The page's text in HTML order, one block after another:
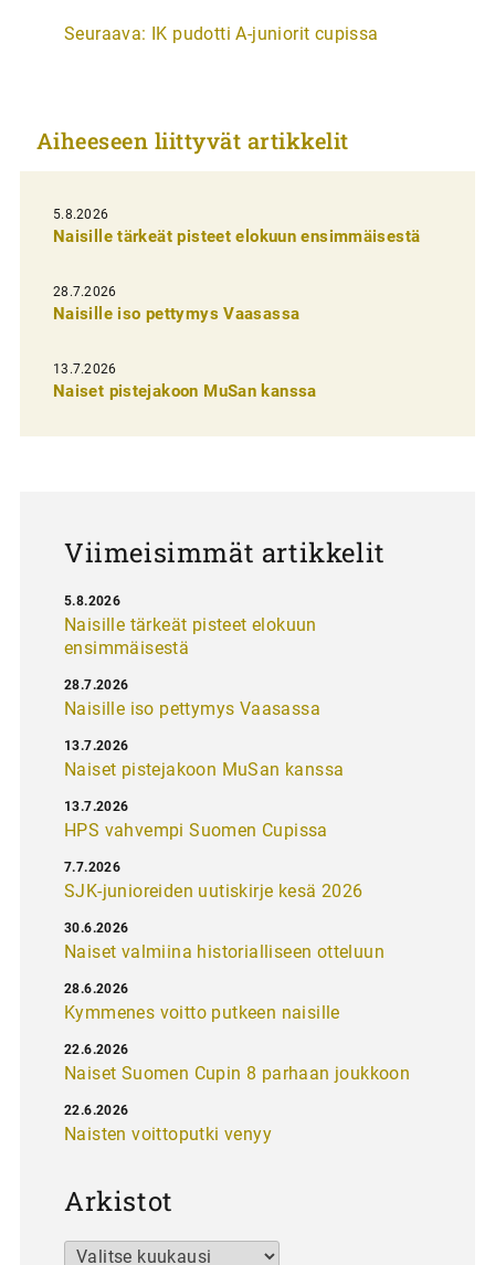
t
k
e
l
i
e
n
e
Seuraava: IK pudotti A-juniorit cupissa
Aiheeseen liittyvät artikkelit
5.8.2026
Naisille tärkeät pisteet elokuun ensimmäisestä
28.7.2026
Naisille iso pettymys Vaasassa
13.7.2026
Naiset pistejakoon MuSan kanssa
Viimeisimmät artikkelit
Naisille tärkeät pisteet elokuun
ensimmäisestä
5.8.2026
Naisille iso pettymys Vaasassa
28.7.2026
Naiset pistejakoon MuSan kanssa
13.7.2026
HPS vahvempi Suomen Cupissa
13.7.2026
SJK-junioreiden uutiskirje kesä 2026
7.7.2026
Naiset valmiina historialliseen otteluun
30.6.2026
Kymmenes voitto putkeen naisille
28.6.2026
Naiset Suomen Cupin 8 parhaan joukkoon
22.6.2026
Naisten voittoputki venyy
22.6.2026
Arkistot
Arkistot